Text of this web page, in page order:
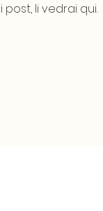
li vedrai qui.